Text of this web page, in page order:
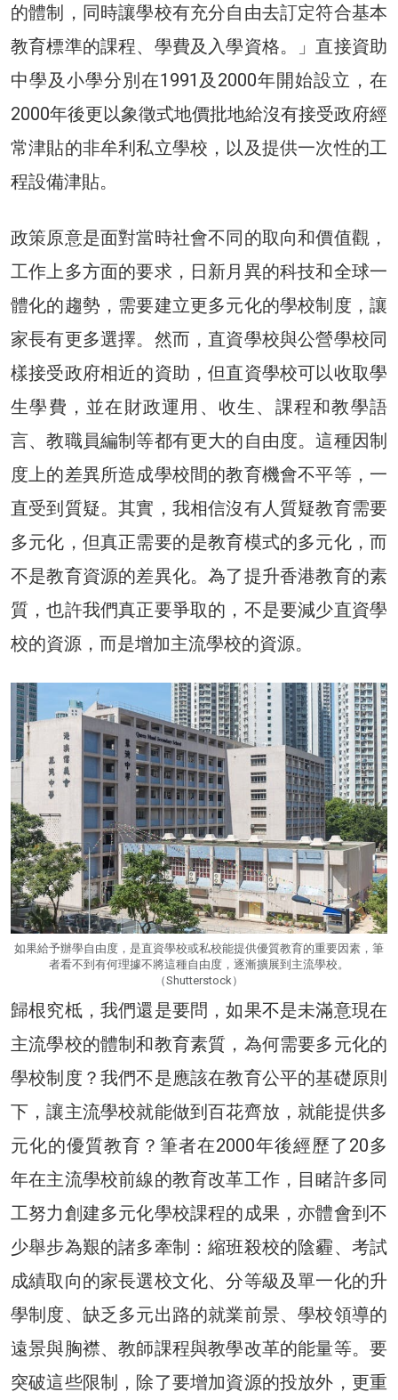
的體制，同時讓學校有充分自由去訂定符合基本
教育標準的課程、學費及入學資格。」直接資助
中學及小學分別在1991及2000年開始設立，在
2000年後更以象徵式地價批地給沒有接受政府經
常津貼的非牟利私立學校，以及提供一次性的工
程設備津貼。
政策原意是面對當時社會不同的取向和價值觀，
工作上多方面的要求，日新月異的科技和全球一
體化的趨勢，需要建立更多元化的學校制度，讓
家長有更多選擇。然而，直資學校與公營學校同
樣接受政府相近的資助，但直資學校可以收取學
生學費，並在財政運用、收生、課程和教學語
言、教職員編制等都有更大的自由度。這種因制
度上的差異所造成學校間的教育機會不平等，一
直受到質疑。其實，我相信沒有人質疑教育需要
多元化，但真正需要的是教育模式的多元化，而
不是教育資源的差異化。為了提升香港教育的素
質，也許我們真正要爭取的，不是要減少直資學
校的資源，而是增加主流學校的資源。
如果給予辦學自由度，是直資學校或私校能提供優質教育的重要因素，筆
者看不到有何理據不將這種自由度，逐漸擴展到主流學校。
（Shutterstock）
歸根究柢，我們還是要問，如果不是未滿意現在
主流學校的體制和教育素質，為何需要多元化的
學校制度？我們不是應該在教育公平的基礎原則
下，讓主流學校就能做到百花齊放，就能提供多
元化的優質教育？筆者在2000年後經歷了20多
年在主流學校前線的教育改革工作，目睹許多同
工努力創建多元化學校課程的成果，亦體會到不
少舉步為艱的諸多牽制：縮班殺校的陰霾、考試
成績取向的家長選校文化、分等級及單一化的升
學制度、缺乏多元出路的就業前景、學校領導的
遠景與胸襟、教師課程與教學改革的能量等。要
突破這些限制，除了要增加資源的投放外，更重